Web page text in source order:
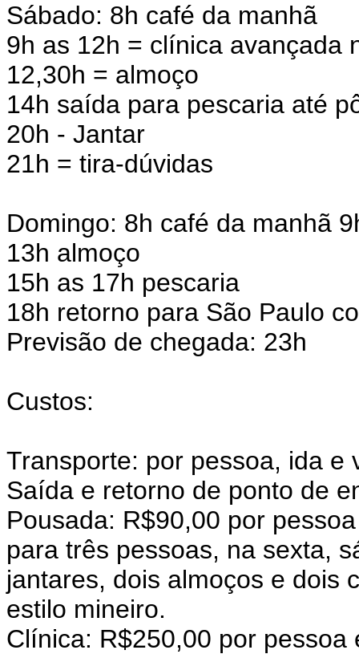
Sábado: 8h café da manhã
9h as 12h = clínica avançada
12,30h = almoço
14h saída para pescaria até
20h - Jantar
21h = tira-dúvidas
Domingo: 8h café da manhã
13h almoço
15h as 17h pescaria
18h retorno para São Paulo
Previsão de chegada: 23h
Custos:
Transporte: por pessoa, ida e
Saída e retorno de ponto de
Pousada: R$90,00 por
para três pessoas, na sexta,
jantares, dois almoços e dois
estilo mineiro.
Clínica: R$250,00 por pessoa